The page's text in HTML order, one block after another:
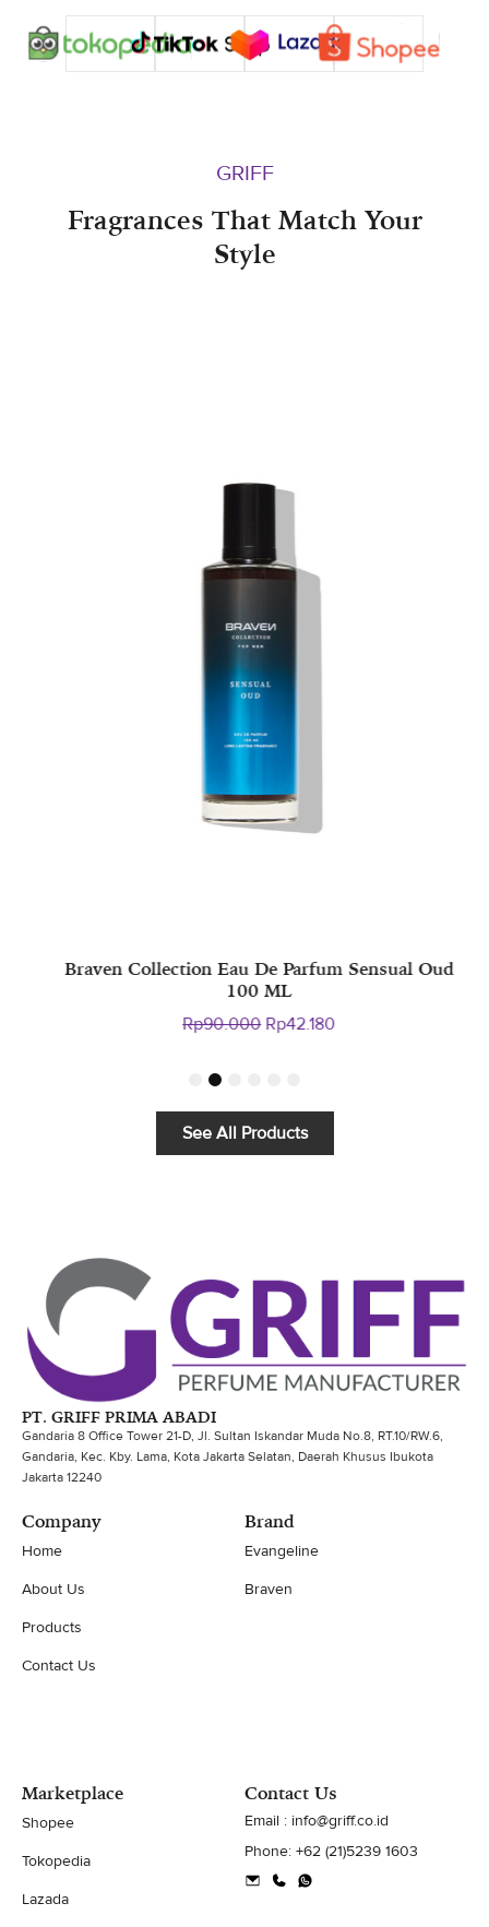
GRIFF
Fragrances That Match Your
Style
Braven Collection Eau De Parfum Sensual Oud
100 ML
Rp90.000Original
Rp42.180Current
5
See All Products
PT. GRIFF PRIMA ABADI
Gandaria 8 Office Tower 21-D, Jl. Sultan Iskandar Muda No.8, RT.10/RW.6,
Gandaria, Kec. Kby. Lama, Kota Jakarta Selatan, Daerah Khusus Ibukota
Jakarta 12240
Company
Home
About Us
Products
Contact Us
Brand
Evangeline
Braven
Marketplace
Shopee
Tokopedia
Lazada
Contact Us
Email : info@griff.co.id
Phone: +62 (21)5239 1603